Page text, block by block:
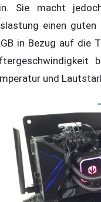
Sie macht
einen guten
in Bezug auf die
und